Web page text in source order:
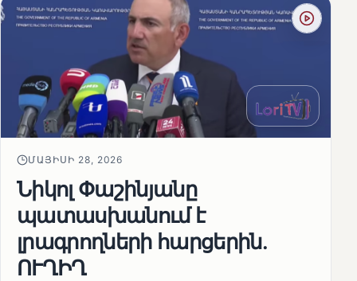
ՄԱՅԻՍԻ 28, 2026
Նիկոլ Փաշինյանը
պատասխանում է
լրագրողների հարցերին․
ՈՒՂԻՂ